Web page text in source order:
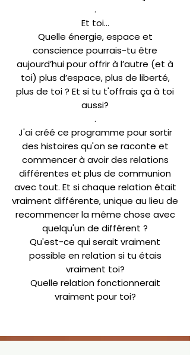
.
Et toi…
Quelle énergie, espace et
conscience pourrais-tu être
aujourd’hui pour offrir à l’autre (et à
toi) plus d’espace, plus de liberté,
plus de toi ? Et si tu t'offrais ça à toi
aussi?
.
J'ai créé ce programme pour sortir
des histoires qu'on se raconte et
commencer à avoir des relations
différentes et plus de communion
avec tout. Et si chaque relation était
vraiment différente, unique au lieu de
recommencer la même chose avec
quelqu'un de différent ?
Qu'est-ce qui serait vraiment
possible en relation si tu étais
vraiment toi?
Quelle relation fonctionnerait
vraiment pour toi?